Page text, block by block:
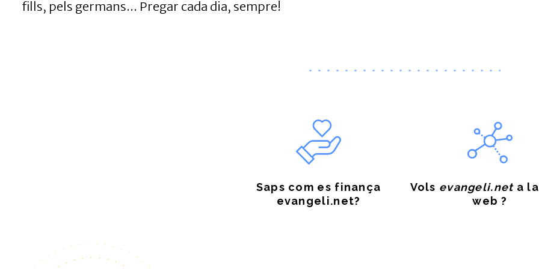
fills, pels germans... Pregar cada dia, sempre!
Saps com es finança
evangeli.net?
Vols evangeli.neta
web ?